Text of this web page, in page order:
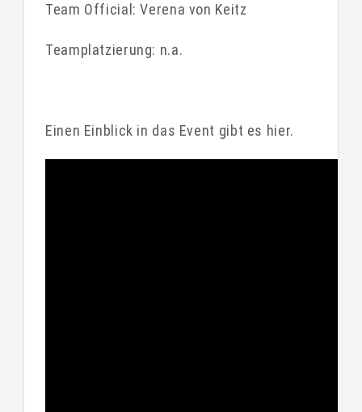
Team Official: Verena von Keitz
Teamplatzierung: n.a.
Einen Einblick in das Event gibt es hier.